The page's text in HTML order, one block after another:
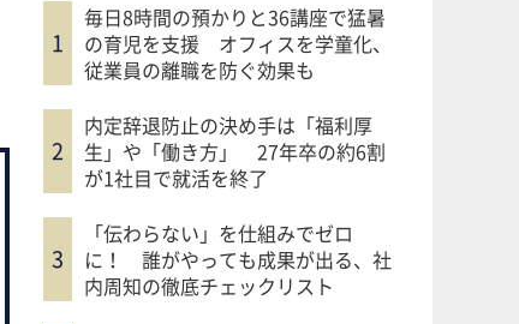
毎日8時間の預かりと36講座で猛暑
の育児を支援 オフィスを学童化、
従業員の離職を防ぐ効果も
内定辞退防止の決め手は「福利厚
生」や「働き方」 27年卒の約6割
が1社目で就活を終了
「伝わらない」を仕組みでゼロ
に！ 誰がやっても成果が出る、社
内周知の徹底チェックリスト